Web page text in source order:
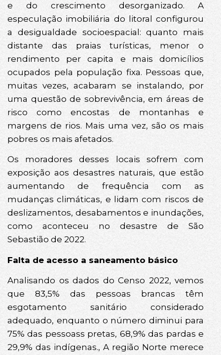
e do crescimento desorganizado. A
especulação imobiliária do litoral configurou
a desigualdade socioespacial: quanto mais
distante das praias turísticas, menor o
rendimento per capita e mais domicílios
ocupados pela população fixa. Pessoas que,
muitas vezes, acabaram se instalando, por
uma questão de sobrevivência, em áreas de
risco como encostas de montanhas e
margens de rios. Mais uma vez, são os mais
pobres os mais afetados.
Os moradores desses locais sofrem com
exposição aos desastres naturais, que estão
aumentando de frequência com as
mudanças climáticas, e lidam com riscos de
deslizamentos, desabamentos e inundações,
como aconteceu no desastre de São
Sebastião de 2022.
Falta de acesso a saneamento básico
Analisando os dados do Censo 2022, vemos
que 83,5% das pessoas brancas têm
esgotamento sanitário considerado
adequado, enquanto o número diminui para
75% das pessoass pretas, 68,9% das pardas e
29,9% das indígenas., A região Norte merece